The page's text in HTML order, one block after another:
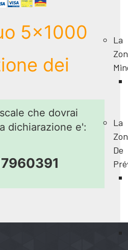
La
La
De
5x1000
dei
che dovrai
dichiarazione e':